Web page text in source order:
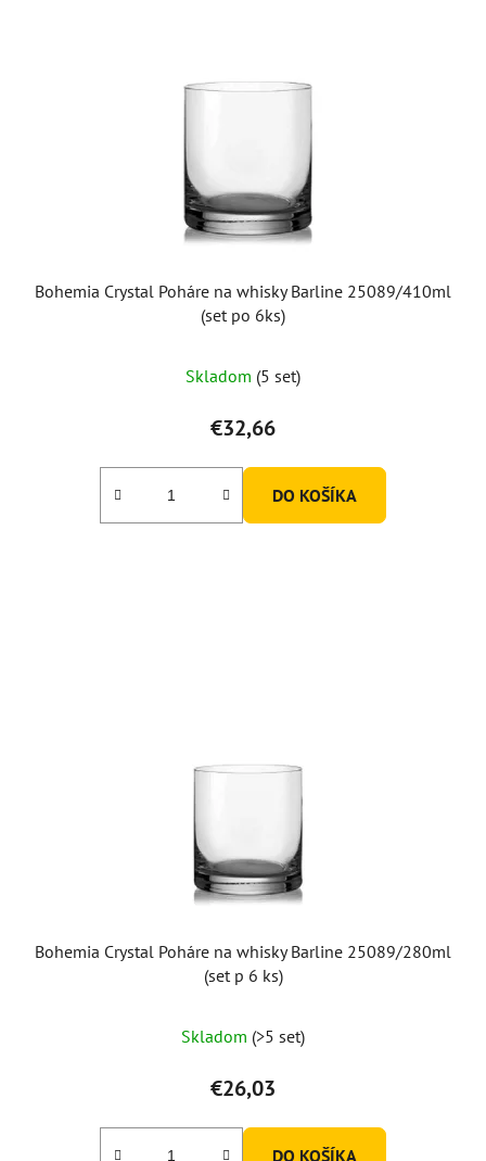
Bohemia Crystal Poháre na whisky Barline 25089/410ml
(set po 6ks)
hodnotenie
produktu
je
5,0
Skladom (5 set)
€32,66
DO KOŠÍKA
Bohemia Crystal Poháre na whisky Barline 25089/280ml
(set p 6 ks)
Skladom (>5 set)
€26,03
DO KOŠÍKA